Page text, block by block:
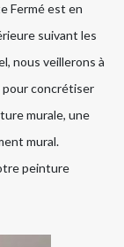
Fermé est en
suivant les
nous veillerons à
concrétiser
murale, une
mural.
peinture